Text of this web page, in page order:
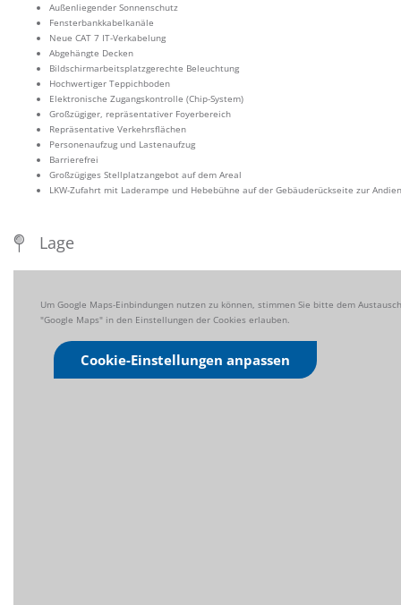
Außenliegender Sonnenschutz
Fensterbankkabelkanäle
Neue CAT 7 IT-Verkabelung
Abgehängte Decken
Bildschirmarbeitsplatzgerechte Beleuchtung
Hochwertiger Teppichboden
Elektronische Zugangskontrolle (Chip-System)
Großzügiger, repräsentativer Foyerbereich
Repräsentative Verkehrsflächen
Personenaufzug und Lastenaufzug
Barrierefrei
Großzügiges Stellplatzangebot auf dem Areal
LKW-Zufahrt mit Laderampe und Hebebühne auf der Gebäuderückseite zur
Lage
Um Google Maps-Einbindungen nutzen zu können, stimmen Sie bitte dem
"Google Maps" in den Einstellungen der Cookies erlauben.
Cookie-Einstellungen anpassen